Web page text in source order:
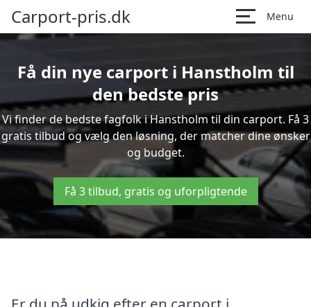
Carport-pris.dk Menu
Få din nye carport i Hanstholm til
den bedste pris
Vi finder de bedste fagfolk i Hanstholm til din carport. Få 3
gratis tilbud og vælg den løsning, der matcher dine ønsker
og budget.
Få 3 tilbud, gratis og uforpligtende